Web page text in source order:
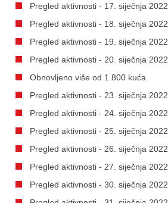
Pregled aktivnosti - 17. siječnja 2022.
Pregled aktivnosti - 18. siječnja 2022.
Pregled aktivnosti - 19. siječnja 2022.
Pregled aktivnosti - 20. siječnja 2022.
Obnovljeno više od 1.800 kuća
Pregled aktivnosti - 23. siječnja 2022.
Pregled aktivnosti - 24. siječnja 2022.
Pregled aktivnosti - 25. siječnja 2022.
Pregled aktivnosti - 26. siječnja 2022.
Pregled aktivnosti - 27. siječnja 2022.
Pregled aktivnosti - 30. siječnja 2022.